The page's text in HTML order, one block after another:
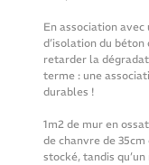
En association
d’isolation du
retarder la
terme : une
durables !
1m2 de mur en
de chanvre de 35cm
stocké, tandis